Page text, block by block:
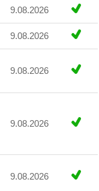
9.08.2026
9.08.2026
9.08.2026
9.08.2026
9.08.2026